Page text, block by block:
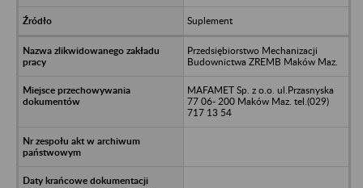
Suplement
Przedsiębiorstwo Mechanizacji
Budownictwa ZREMB Maków Maz.
MAFAMET Sp. z o.o. ul.Przasnyska
77 06- 200 Maków Maz. tel.(029)
717 13 54